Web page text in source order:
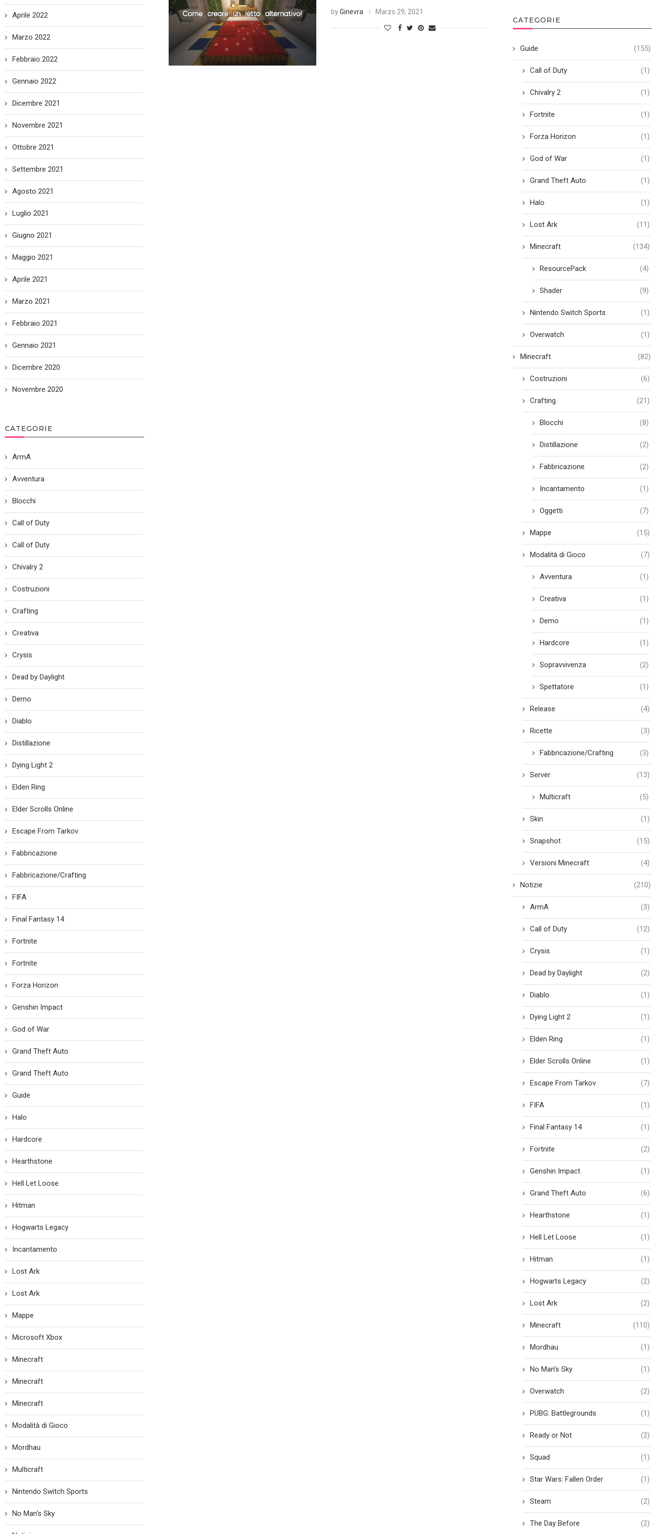
byGinevra Marzo 29, 2021
CATEGORIE
Guide (155)
Call of Duty (1)
Chivalry 2 (1)
Fortnite (1)
Forza Horizon (1)
God of War (1)
Grand Theft Auto (1)
Halo (1)
Lost Ark (11)
Minecraft (134)
ResourcePack (4)
Shader (9)
Nintendo Switch Sports (1)
Overwatch (1)
Minecraft (82)
Costruzioni (6)
Crafting (21)
Blocchi (8)
Distillazione (2)
Fabbricazione (2)
Incantamento (1)
Oggetti (7)
Mappe (15)
Modalità di Gioco (7)
Avventura (1)
Creativa (1)
Demo (1)
Hardcore (1)
Sopravvivenza (2)
Spettatore (1)
Release (4)
Ricette (3)
Fabbricazione/Crafting (3)
Server (13)
Multicraft (5)
Skin (1)
Snapshot (15)
Versioni Minecraft (4)
Notizie (210)
ArmA (3)
Call of Duty (12)
Crysis (1)
Dead by Daylight (2)
Diablo (1)
Dying Light 2 (1)
Elden Ring (1)
Elder Scrolls Online (1)
Escape From Tarkov (7)
FIFA (1)
Final Fantasy 14 (1)
Fortnite (2)
Genshin Impact (1)
Grand Theft Auto (6)
Hearthstone (1)
Hell Let Loose (1)
Hitman (1)
Hogwarts Legacy (2)
Lost Ark (2)
Minecraft (110)
Mordhau (1)
No Man's Sky (1)
Overwatch (2)
PUBG: Battlegrounds (1)
Ready or Not (2)
Squad (1)
Star Wars: Fallen Order (1)
Steam (2)
The Day Before (2)
Aprile 2022
Marzo 2022
Febbraio 2022
Gennaio 2022
Dicembre 2021
Novembre 2021
Ottobre 2021
Settembre 2021
Agosto 2021
Luglio 2021
Giugno 2021
Maggio 2021
Aprile 2021
Marzo 2021
Febbraio 2021
Gennaio 2021
Dicembre 2020
Novembre 2020
CATEGORIE
ArmA
Avventura
Blocchi
Call of Duty
Call of Duty
Chivalry 2
Costruzioni
Crafting
Creativa
Crysis
Dead by Daylight
Demo
Diablo
Distillazione
Dying Light 2
Elden Ring
Elder Scrolls Online
Escape From Tarkov
Fabbricazione
Fabbricazione/Crafting
FIFA
Final Fantasy 14
Fortnite
Fortnite
Forza Horizon
Genshin Impact
God of War
Grand Theft Auto
Grand Theft Auto
Guide
Halo
Hardcore
Hearthstone
Hell Let Loose
Hitman
Hogwarts Legacy
Incantamento
Lost Ark
Lost Ark
Mappe
Microsoft Xbox
Minecraft
Minecraft
Minecraft
Modalità di Gioco
Mordhau
Multicraft
Nintendo Switch Sports
No Man's Sky